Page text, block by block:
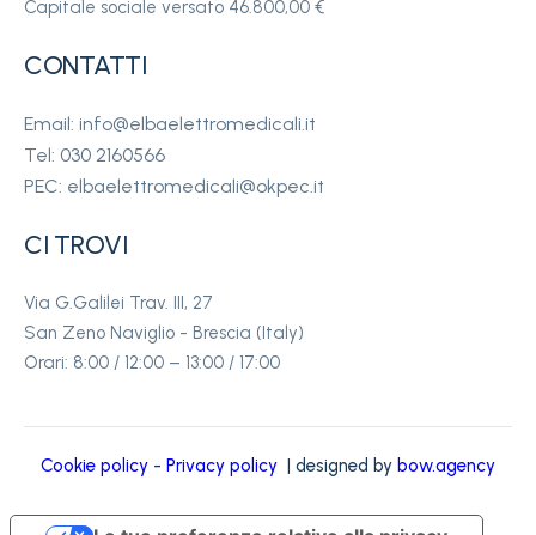
Capitale sociale versato 46.800,00 €
CONTATTI
Email: info@elbaelettromedicali.it
Tel: 030 2160566
PEC: elbaelettromedicali@okpec.it
CI TROVI
Via G.Galilei Trav. III, 27
San Zeno Naviglio - Brescia (Italy)
Orari: 8:00 / 12:00 – 13:00 / 17:00
Cookie policy - Privacy policy | designed by bow.agency